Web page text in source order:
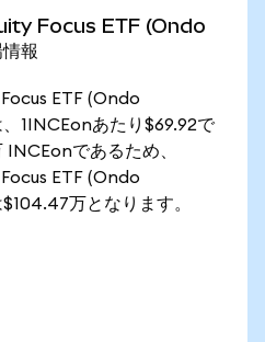
Focus ETF (Ondo
報
ETF (Ondo
1INCEonあたり$69.92で
であるため、
ETF (Ondo
万となります。